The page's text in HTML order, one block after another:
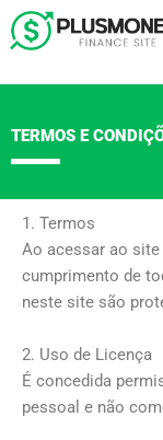
para
conteúdo
TERMOS E
1. Termos
Ao acessar ao site
cumprimento de
neste site são
2. Uso de Licença
É concedida
pessoal e não